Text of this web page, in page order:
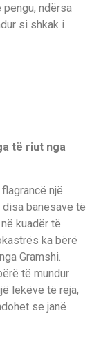
ndërsa
si shkak i
të riut nga
një
banesave të
kuadër të
ka bërë
Gramshi.
të mundur
lekëve të reja,
se janë